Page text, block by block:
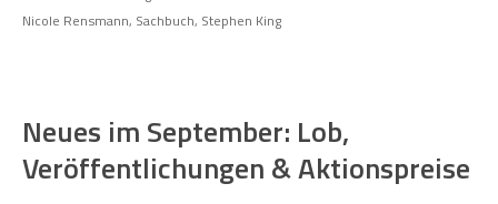
Nicole Rensmann, Sachbuch, Stephen King
Neues im September: Lob,
Veröffentlichungen & Aktionspreise